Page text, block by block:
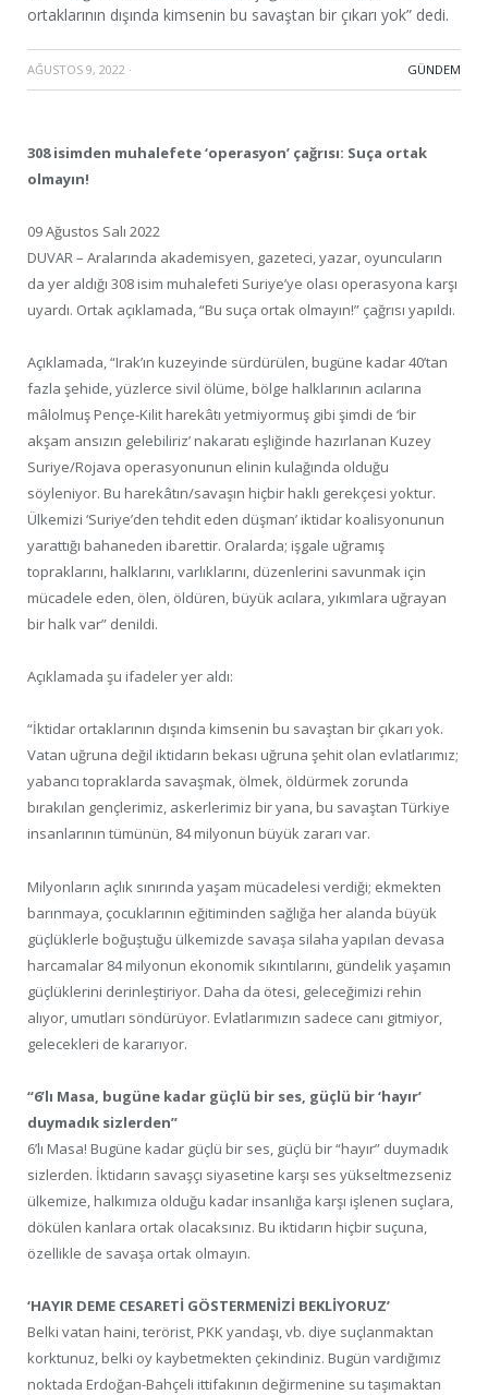
ortaklarının dışında kimsenin bu savaştan bir çıkarı yok” dedi.
AĞUSTOS 9, 2022 · GÜNDEM
308 isimden muhalefete ‘operasyon’ çağrısı: Suça ortak
olmayın!
09 Ağustos Salı 2022
DUVAR – Aralarında akademisyen, gazeteci, yazar, oyuncuların
da yer aldığı 308 isim muhalefeti Suriye’ye olası operasyona karşı
uyardı. Ortak açıklamada, “Bu suça ortak olmayın!” çağrısı yapıldı.
Açıklamada, “Irak’ın kuzeyinde sürdürülen, bugüne kadar 40’tan
fazla şehide, yüzlerce sivil ölüme, bölge halklarının acılarına
mâlolmuş Pençe-Kilit harekâtı yetmiyormuş gibi şimdi de ‘bir
akşam ansızın gelebiliriz’ nakaratı eşliğinde hazırlanan Kuzey
Suriye/Rojava operasyonunun elinin kulağında olduğu
söyleniyor. Bu harekâtın/savaşın hiçbir haklı gerekçesi yoktur.
Ülkemizi ‘Suriye’den tehdit eden düşman’ iktidar koalisyonunun
yarattığı bahaneden ibarettir. Oralarda; işgale uğramış
topraklarını, halklarını, varlıklarını, düzenlerini savunmak için
mücadele eden, ölen, öldüren, büyük acılara, yıkımlara uğrayan
bir halk var” denildi.
Açıklamada şu ifadeler yer aldı:
“İktidar ortaklarının dışında kimsenin bu savaştan bir çıkarı yok.
Vatan uğruna değil iktidarın bekası uğruna şehit olan evlatlarımız;
yabancı topraklarda savaşmak, ölmek, öldürmek zorunda
bırakılan gençlerimiz, askerlerimiz bir yana, bu savaştan Türkiye
insanlarının tümünün, 84 milyonun büyük zararı var.
Milyonların açlık sınırında yaşam mücadelesi verdiği; ekmekten
barınmaya, çocuklarının eğitiminden sağlığa her alanda büyük
güçlüklerle boğuştuğu ülkemizde savaşa silaha yapılan devasa
harcamalar 84 milyonun ekonomik sıkıntılarını, gündelik yaşamın
güçlüklerini derinleştiriyor. Daha da ötesi, geleceğimizi rehin
alıyor, umutları söndürüyor. Evlatlarımızın sadece canı gitmiyor,
gelecekleri de kararıyor.
“6’lı Masa, bugüne kadar güçlü bir ses, güçlü bir ‘hayır’
duymadık sizlerden”
6’lı Masa! Bugüne kadar güçlü bir ses, güçlü bir “hayır” duymadık
sizlerden. İktidarın savaşçı siyasetine karşı ses yükseltmezseniz
ülkemize, halkımıza olduğu kadar insanlığa karşı işlenen suçlara,
dökülen kanlara ortak olacaksınız. Bu iktidarın hiçbir suçuna,
özellikle de savaşa ortak olmayın.
‘HAYIR DEME CESARETİ GÖSTERMENİZİ BEKLİYORUZ’
Belki vatan haini, terörist, PKK yandaşı, vb. diye suçlanmaktan
korktunuz, belki oy kaybetmekten çekindiniz. Bugün vardığımız
noktada Erdoğan-Bahçeli ittifakının değirmenine su taşımaktan